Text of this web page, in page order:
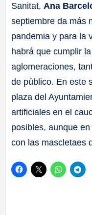
Sanitat, Ana
septiembre da más
pandemia y para la
habrá que cumplir
aglomeraciones,
de público. En este
plaza del
artificiales en el
posibles, aunque
con las mascletaes